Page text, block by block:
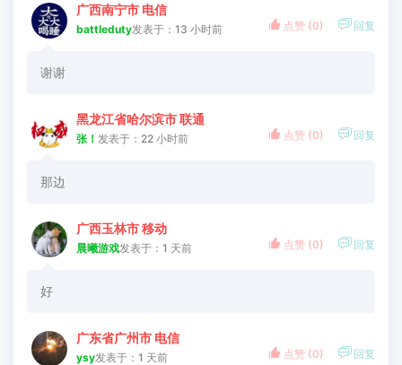
广西南宁市 电信
battleduty发表于：13 小时前
谢谢
 点赞 (0)  回复
黑龙江省哈尔滨市 联通
张！ 发表于：22 小时前
那边
 点赞 (0)  回复
广西玉林市 移动
晨曦游戏发表于：1 天前
好
 点赞 (0)  回复
广东省广州市 电信
ysy发表于：1 天前  点赞 (0)  回复